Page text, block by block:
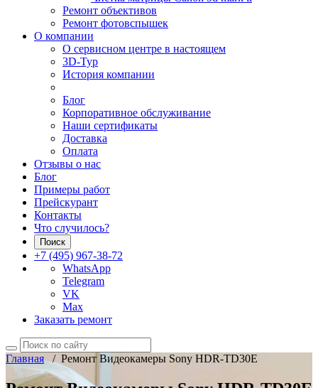
Ремонт объективов
Ремонт фотовспышек
О компании
О сервисном центре в настоящем
3D-Тур
История компании
Блог
Корпоративное обслуживание
Наши сертификаты
Доставка
Оплата
Отзывы о нас
Блог
Примеры работ
Прейскурант
Контакты
Что случилось?
Поиск
+7 (495) 967-38-72
WhatsApp
Telegram
VK
Max
Заказать ремонт
Главная/ Ремонт Видеокамеры Sony HDR-TD30E